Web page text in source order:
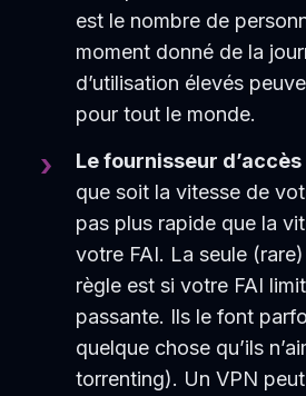
est le nombre de
moment donné de la
d’utilisation élevés
pour tout le monde.
Le fournisseur
que soit la vitesse de
pas plus rapide que la
votre FAI. La seule
règle est si votre FAI
passante. Ils le font
quelque chose qu’ils
torrenting). Un VPN